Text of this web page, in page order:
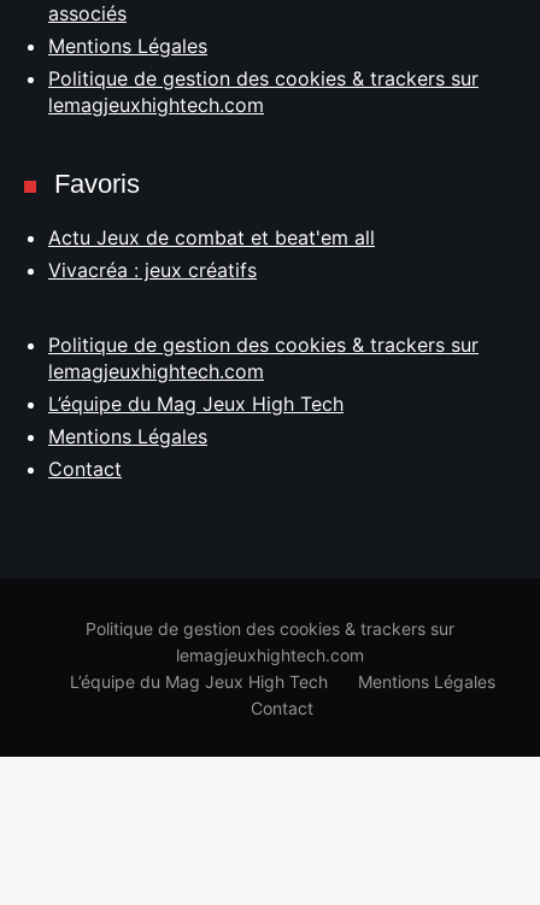
associés
Mentions Légales
Politique de gestion des cookies & trackers sur
lemagjeuxhightech.com
Favoris
Actu Jeux de combat et beat'em all
Vivacréa : jeux créatifs
Politique de gestion des cookies & trackers sur
lemagjeuxhightech.com
L’équipe du Mag Jeux High Tech
Mentions Légales
Contact
Politique de gestion des cookies & trackers sur
lemagjeuxhightech.com
L’équipe du Mag Jeux High Tech
Mentions Légales
Contact